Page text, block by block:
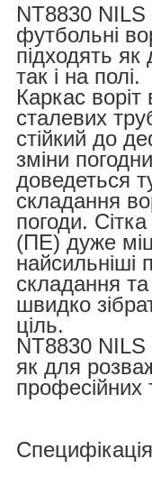
NT8830 NILS
футбольні
підходять
так і на полі.
Каркас воріт
сталевих
стійкий до
зміни
доведеться
складання
погоди.
(ПЕ) дуже
найсильніші
складання
швидко
ціль.
NT8830
як для
професійних